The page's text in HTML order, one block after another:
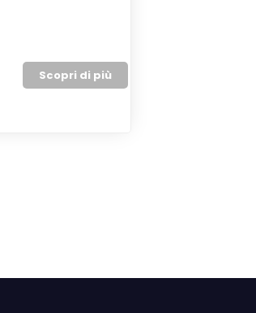
Scopri di più